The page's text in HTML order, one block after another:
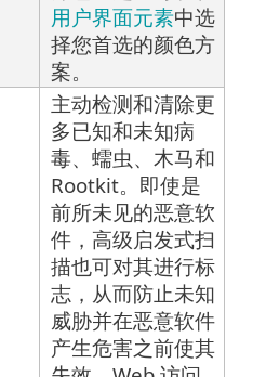
用户界面元素中选
择您首选的颜色方
案。
主动检测和清除更
多已知和未知病
毒、蠕虫、木马和
Rootkit。即使是
前所未见的恶意软
件，高级启发式扫
描也可对其进行标
志，从而防止未知
威胁并在恶意软件
产生危害之前使其